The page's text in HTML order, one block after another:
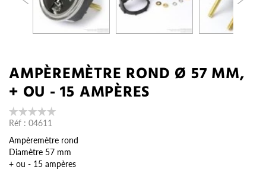
AMPÈREMÈTRE ROND Ø 57 MM,
+ OU - 15 AMPÈRES
Réf : 04611
Ampèremètre rond
Diamètre 57 mm
+ ou - 15 ampères